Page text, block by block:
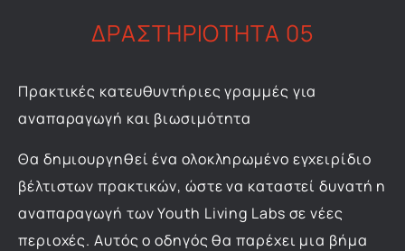
ΔΡΑΣΤΗΡΙΟΤΗΤΑ 05
Πρακτικές κατευθυντήριες γραμμές για
αναπαραγωγή και βιωσιμότητα
Θα δημιουργηθεί ένα ολοκληρωμένο εγχειρίδιο
βέλτιστων πρακτικών, ώστε να καταστεί δυνατή η
αναπαραγωγή των Youth Living Labs σε νέες
περιοχές. Αυτός ο οδηγός θα παρέχει μια βήμα